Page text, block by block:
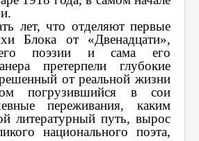
лет, что отделяют первые
Блока от «Двенадцати»,
его поэзии и сама его
претерпели глубокие
от реальной жизни
погрузившийся в сои
переживания, каким
литературный путь, вырос
национального поэта,